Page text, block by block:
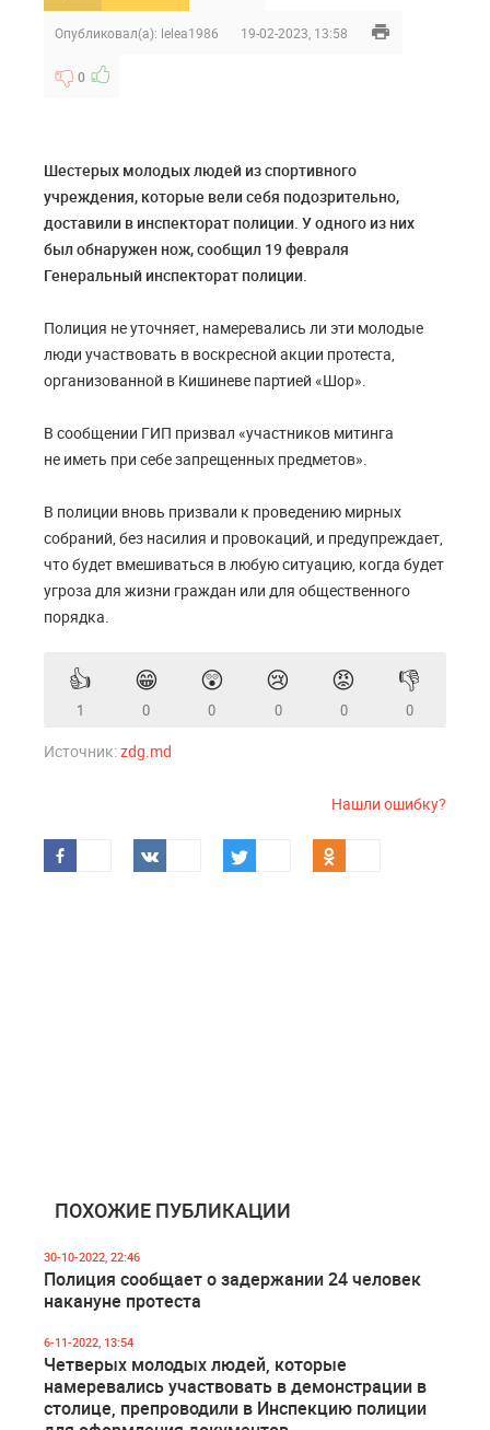
Опубликовал(а): lelea1986 19-02-2023, 13:58
0
Шестерых молодых людей из спортивного
учреждения, которые вели себя подозрительно,
доставили в инспекторат полиции. У одного из них
был обнаружен нож, сообщил 19 февраля
Генеральный инспекторат полиции.
Полиция не уточняет, намеревались ли эти молодые
люди участвовать в воскресной акции протеста,
организованной в Кишиневе партией «Шор».
В сообщении ГИП призвал «участников митинга
не иметь при себе запрещенных предметов».
В полиции вновь призвали к проведению мирных
собраний, без насилия и провокаций, и предупреждает,
что будет вмешиваться в любую ситуацию, когда будет
угроза для жизни граждан или для общественного
порядка.
👍
1
😁
0
😲
0
😢
0
😡
0
👎
0
Источник:zdg.md
Нашли ошибку?
ПОХОЖИЕ ПУБЛИКАЦИИ
30-10-2022, 22:46
Полиция сообщает о задержании 24 человек
накануне протеста
6-11-2022, 13:54
Четверых молодых людей, которые
намеревались участвовать в демонстрации в
столице, препроводили в Инспекцию полиции